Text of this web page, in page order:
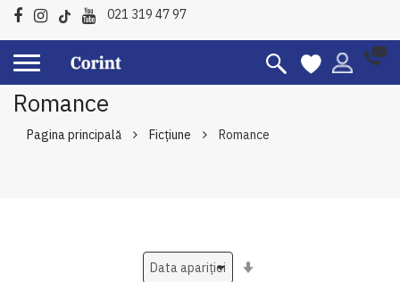
021 319 47 97
Romance
Pagina principală Ficțiune Romance